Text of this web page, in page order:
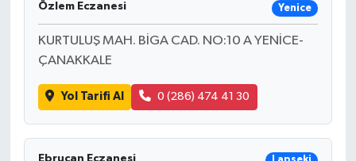
Özlem Eczanesi Yenice
KURTULUŞ MAH. BİGA CAD. NO:10 A YENİCE-
ÇANAKKALE
Yol Tarifi Al 0 (286) 474 41 30
Ebrucan Eczanesi